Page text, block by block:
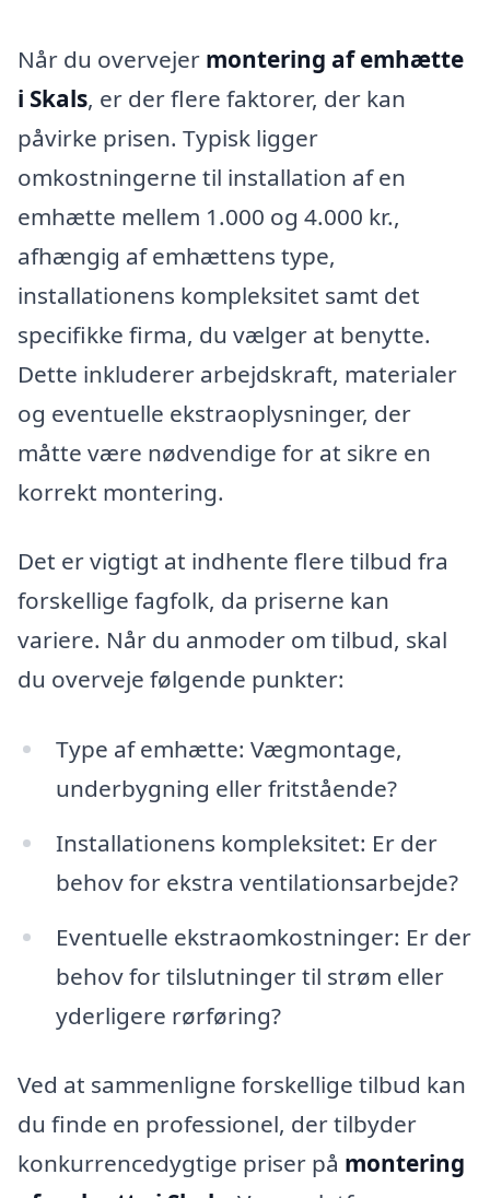
Når du overvejer montering af emhætte
i Skals, er der flere faktorer, der kan
påvirke prisen. Typisk ligger
omkostningerne til installation af en
emhætte mellem 1.000 og 4.000 kr.,
afhængig af emhættens type,
installationens kompleksitet samt det
specifikke firma, du vælger at benytte.
Dette inkluderer arbejdskraft, materialer
og eventuelle ekstraoplysninger, der
måtte være nødvendige for at sikre en
korrekt montering.
Det er vigtigt at indhente flere tilbud fra
forskellige fagfolk, da priserne kan
variere. Når du anmoder om tilbud, skal
du overveje følgende punkter:
Type af emhætte: Vægmontage,
underbygning eller fritstående?
Installationens kompleksitet: Er der
behov for ekstra ventilationsarbejde?
Eventuelle ekstraomkostninger: Er der
behov for tilslutninger til strøm eller
yderligere rørføring?
Ved at sammenligne forskellige tilbud kan
du finde en professionel, der tilbyder
konkurrencedygtige priser på montering